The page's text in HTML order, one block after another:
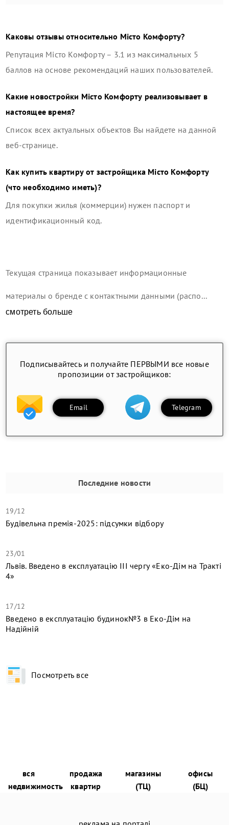
Каковы отзывы относительно Місто Комфорту?
Репутация Місто Комфорту – 3.1 из максимальных 5
баллов на основе рекомендаций наших пользователей.
Какие новостройки Місто Комфорту реализовывает в
настоящее время?
Список всех актуальных объектов Вы найдете на данной
веб-странице.
Как купить квартиру от застройщика Місто Комфорту
(что необходимо иметь)?
Для покупки жилья (коммерции) нужен паспорт и
идентификационный код.
Текущая страница показывает информационные
материалы о бренде с контактными данными (распо...
смотреть больше
Подписывайтесь и получайте ПЕРВЫМИ все новые
пропозиции от застройщиков:
Email Telegram
Последние новости
19/12
Будівельна премія-2025: підсумки відбору
23/01
Львів. Введено в експлуатацію ІІІ чергу «Еко-Дім на Тракті
4»
17/12
​Введено в експлуатацію будинок№3 в Еко-Дім на
Надійній
Посмотреть все
вся
недвижимость
продажа
квартир
магазины
(ТЦ)
офисы
(БЦ)